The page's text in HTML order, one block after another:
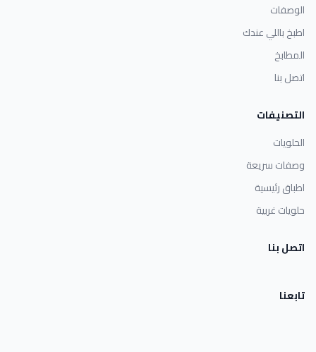
الوصفات
اطبخ باللي عندك
المطابخ
اتصل بنا
التصنيفات
الحلويات
وصفات سريعة
اطباق رئيسية
حلويات غربية
اتصل بنا
تابعنا